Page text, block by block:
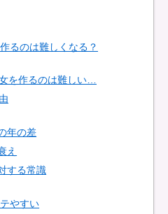
るのは難しくなる？
を作るのは難しい…
年の差
え
する常識
やすい